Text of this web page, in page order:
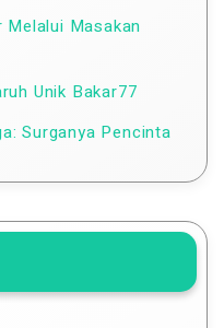
Melalui Masakan
Unik Bakar77
Surganya Pencinta